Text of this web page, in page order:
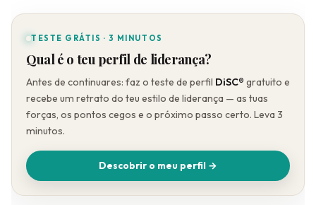
TESTE GRÁTIS · 3 MINUTOS
Qual é o teu perfil de liderança?
Antes de continuares: faz o teste de perfil DiSC® gratuito e
recebe um retrato do teu estilo de liderança — as tuas
forças, os pontos cegos e o próximo passo certo. Leva 3
minutos.
Descobrir o meu perfil →